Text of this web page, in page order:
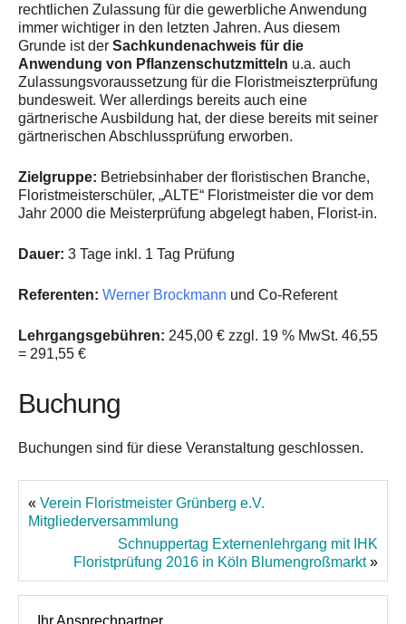
Partner und Empfehlungen
Kontakt
rechtlichen Zulassung für die gewerbliche Anwendung
immer wichtiger in den letzten Jahren. Aus diesem
Grunde ist der Sachkundenachweis für die
Anwendung von Pflanzenschutzmitteln u.a. auch
Zulassungsvoraussetzung für die Floristmeiszterprüfung
bundesweit. Wer allerdings bereits auch eine
gärtnerische Ausbildung hat, der diese bereits mit seiner
gärtnerischen Abschlussprüfung erworben.
Zielgruppe: Betriebsinhaber der floristischen Branche,
Floristmeisterschüler, „ALTE“ Floristmeister die vor dem
Jahr 2000 die Meisterprüfung abgelegt haben, Florist-in.
Dauer: 3 Tage inkl. 1 Tag Prüfung
Referenten: Werner Brockmann und Co-Referent
Lehrgangsgebühren: 245,00 € zzgl. 19 % MwSt. 46,55
= 291,55 €
Buchung
Buchungen sind für diese Veranstaltung geschlossen.
« Verein Floristmeister Grünberg e.V.
Mitgliederversammlung
Schnuppertag Externenlehrgang mit IHK
Floristprüfung 2016 in Köln Blumengroßmarkt»
Ihr Ansprechpartner